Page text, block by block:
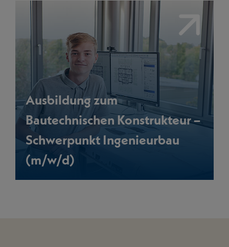
Ausbildung zum
Bautechnischen Konstrukteur –
Schwerpunkt Ingenieurbau
(m/w/d)